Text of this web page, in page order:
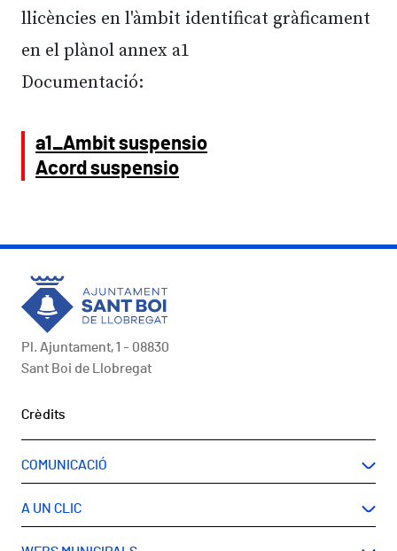
llicències en l'àmbit identificat gràficament
en el plànol annex a1
Documentació:
a1_Ambit suspensio
Acord suspensio
Pl. Ajuntament, 1 - 08830
Sant Boi de Llobregat
Peu
Crèdits
COMUNICACIÓ
A UN CLIC